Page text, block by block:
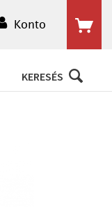
Konto
KERESÉS